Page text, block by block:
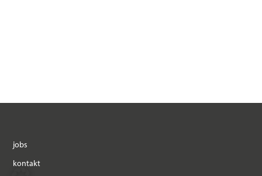
jobs
kontakt